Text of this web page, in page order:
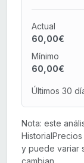
Actual
60,00€
Mínimo
60,00€
Últimos 30
Nota: este
y puede variar